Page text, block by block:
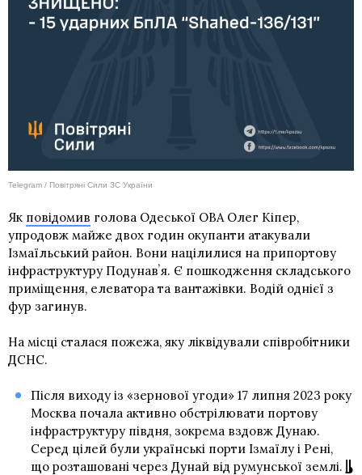
Telegram / Повітряні Сили ЗС України
Як повідомив голова Одеської ОВА Олег Кіпер,
упродовж майже двох годин окупанти атакували
Ізмаїльський район. Вони націлилися на припортову
інфраструктуру Подунавʼя. Є пошкодження складського
приміщення, елеватора та вантажівки. Водій однієї з
фур загинув.
На місці сталася пожежа, яку ліквідували співробітники
ДСНС.
Після виходу із «зернової угоди» 17 липня 2023 року
Москва почала активно обстрілювати портову
інфраструктуру півдня, зокрема вздовж Дунаю.
Серед цілей були українські порти Ізмаїлу і Рені,
що розташовані через Дунай від румунської землі.